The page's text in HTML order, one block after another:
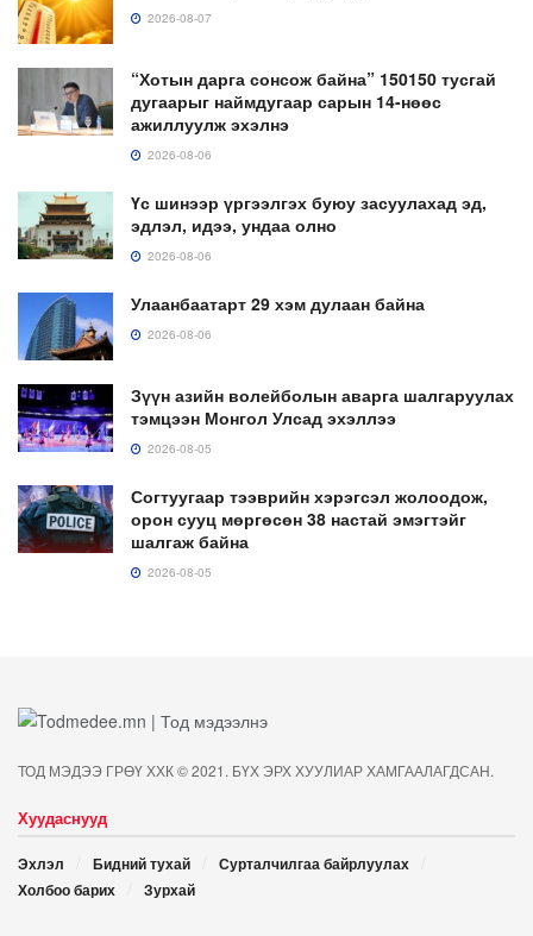
2026-08-07
“Хотын дарга сонсож байна” 150150 тусгай
дугаарыг наймдугаар сарын 14-нөөс
ажиллуулж эхэлнэ
2026-08-06
Үс шинээр үргээлгэх буюу засуулахад эд,
эдлэл, идээ, ундаа олно
2026-08-06
Улаанбаатарт 29 хэм дулаан байна
2026-08-06
Зүүн азийн волейболын аварга шалгаруулах
тэмцээн Монгол Улсад эхэллээ
2026-08-05
Согтуугаар тээврийн хэрэгсэл жолоодож,
орон сууц мөргөсөн 38 настай эмэгтэйг
шалгаж байна
2026-08-05
ТОД МЭДЭЭ ГРӨҮ ХХК © 2021. БҮХ ЭРХ ХУУЛИАР ХАМГААЛАГДСАН.
Хуудаснууд
Эхлэл Бидний тухай
Сурталчилгаа байрлуулах
Холбоо барих
Зурхай